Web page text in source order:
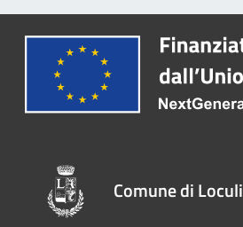
Comune di Loculi